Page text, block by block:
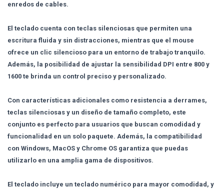
enredos de cables.
El teclado cuenta con teclas silenciosas que permiten una
escritura fluida y sin distracciones, mientras que el mouse
ofrece un clic silencioso para un entorno de trabajo tranquilo.
Además, la posibilidad de ajustar la sensibilidad DPI entre 800 y
1600 te brinda un control preciso y personalizado.
Con características adicionales como resistencia a derrames,
teclas silenciosas y un diseño de tamaño completo, este
conjunto es perfecto para usuarios que buscan comodidad y
funcionalidad en un solo paquete. Además, la compatibilidad
con Windows, MacOS y Chrome OS garantiza que puedas
utilizarlo en una amplia gama de dispositivos.
El teclado incluye un teclado numérico para mayor comodidad, y